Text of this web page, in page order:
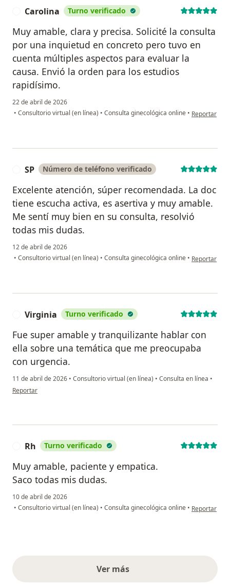
Carolina Turno verificado
Muy amable, clara y precisa. Solicité la consulta
por una inquietud en concreto pero tuvo en
cuenta múltiples aspectos para evaluar la
causa. Envió la orden para los estudios
rapidísimo.
22 de abril de 2026
• Consultorio virtual (en línea) • Consulta ginecológica online • en opinión
Reportar
SP Número de teléfono verificado
Excelente atención, súper recomendada. La doc
tiene escucha activa, es asertiva y muy amable.
Me sentí muy bien en su consulta, resolvió
todas mis dudas.
12 de abril de 2026
• Consultorio virtual (en línea) • Consulta ginecológica online • en opinión
Reportar
Virginia Turno verificado
Fue super amable y tranquilizante hablar con
ella sobre una temática que me preocupaba
con urgencia.
11 de abril de 2026 • Consultorio virtual (en línea) • Consulta en línea •
en opinión del usuario Virginia
Reportar
Rh Turno verificado
Muy amable, paciente y empatica.
Saco todas mis dudas.
10 de abril de 2026
• Consultorio virtual (en línea) • Consulta ginecológica online • en opinión
Reportar
Ver másopiniones anteriores